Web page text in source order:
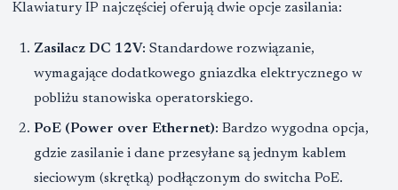
Klawiatury IP najczęściej oferują dwie opcje zasilania:
Zasilacz DC 12V: Standardowe rozwiązanie,
wymagające dodatkowego gniazdka elektrycznego w
pobliżu stanowiska operatorskiego.
PoE (Power over Ethernet): Bardzo wygodna opcja,
gdzie zasilanie i dane przesyłane są jednym kablem
sieciowym (skrętką) podłączonym do switcha PoE.